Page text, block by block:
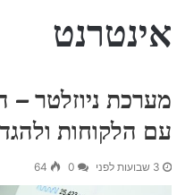
אינטרנט
מערכת ניוזלטר
עם הלקוחות
3 שבועות לפני 0
64